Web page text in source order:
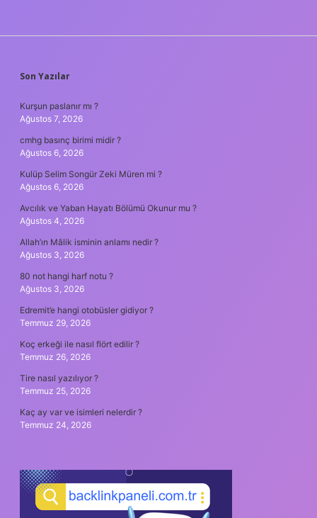
SIDEBAR
Son Yazılar
Kurşun paslanır mı ?
Ağustos 7, 2026
cmhg basınç birimi midir ?
Ağustos 6, 2026
Kulüp Selim Songür Zeki Müren mi ?
Ağustos 6, 2026
Avcılık ve Yaban Hayatı Bölümü Okunur mu ?
Ağustos 4, 2026
Allah’ın Mâlik isminin anlamı nedir ?
Ağustos 3, 2026
80 not hangi harf notu ?
Ağustos 3, 2026
Edremit’e hangi otobüsler gidiyor ?
Temmuz 29, 2026
Koç erkeği ile nasıl flört edilir ?
Temmuz 26, 2026
Tire nasıl yazılıyor ?
Temmuz 25, 2026
Kaç ay var ve isimleri nelerdir ?
Temmuz 24, 2026